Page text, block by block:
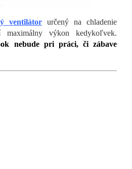
ventilátor určený na chladenie
maximálny výkon kedykoľvek.
nebude pri práci, či zábave